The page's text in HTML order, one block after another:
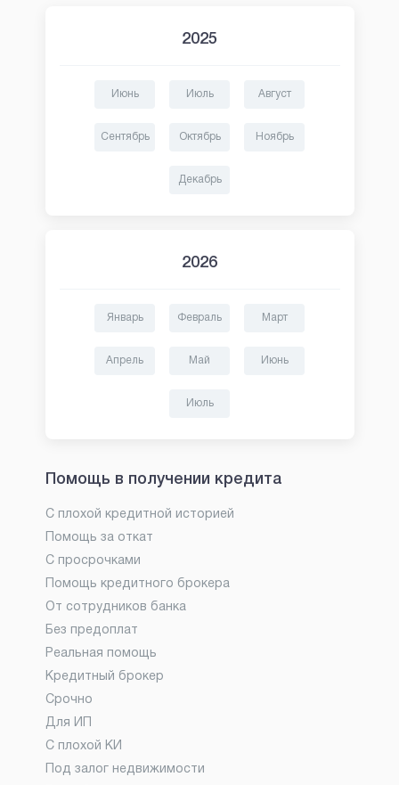
2025
Июнь Июль Август
Сентябрь Октябрь Ноябрь
Декабрь
2026
Январь Февраль Март
Апрель Май Июнь
Июль
Помощь в получении кредита
С плохой кредитной историей
Помощь за откат
С просрочками
Помощь кредитного брокера
От сотрудников банка
Без предоплат
Реальная помощь
Кредитный брокер
Срочно
Для ИП
С плохой КИ
Под залог недвижимости